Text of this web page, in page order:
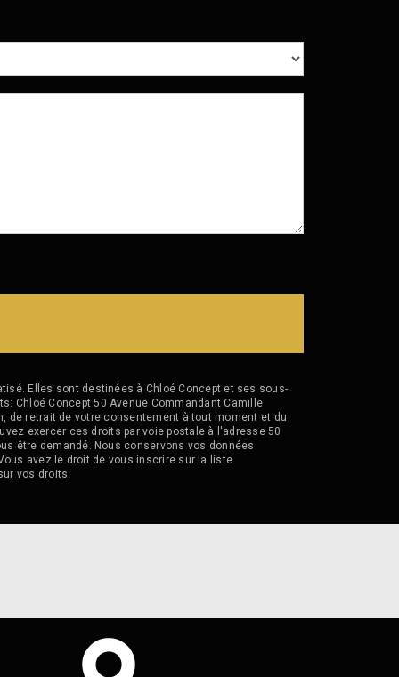
Elles sont destinées à Chloé Concept et ses sous-
Chloé Concept 50 Avenue Commandant Camille
de retrait de votre consentement à tout moment et du
exercer ces droits par voie postale à l'adresse 50
être demandé. Nous conservons vos données
avez le droit de vous inscrire sur la liste
vos droits.